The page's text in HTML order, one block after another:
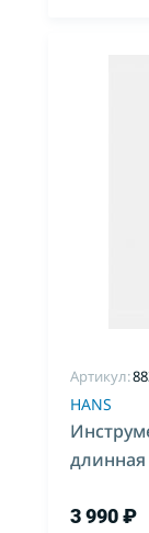
Артикул:
HANS
длинная
3 990 ₽